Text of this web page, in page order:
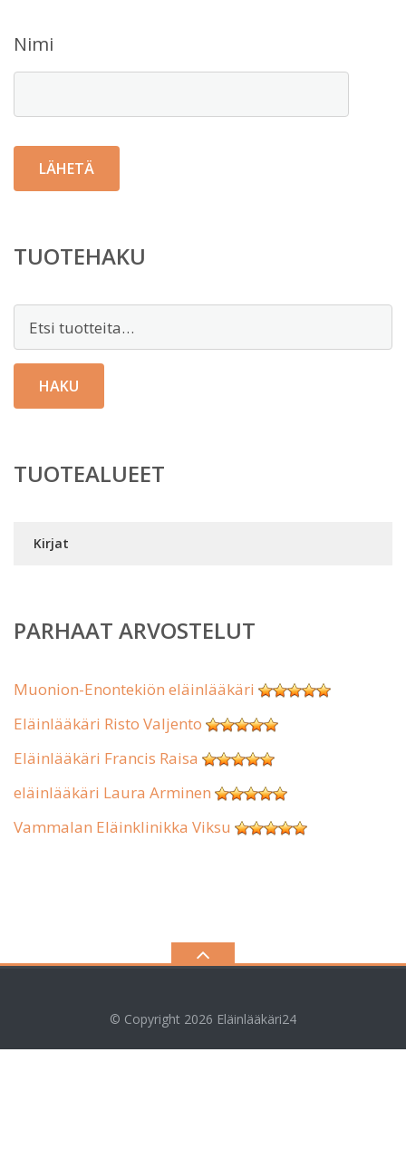
Nimi
TUOTEHAKU
HAKU
TUOTEALUEET
Kirjat
PARHAAT ARVOSTELUT
Muonion-Enontekiön eläinlääkäri
Eläinlääkäri Risto Valjento
Eläinlääkäri Francis Raisa
eläinlääkäri Laura Arminen
Vammalan Eläinklinikka Viksu
© Copyright 2026 Eläinlääkäri24